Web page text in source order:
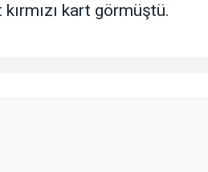
kart görmüştü.